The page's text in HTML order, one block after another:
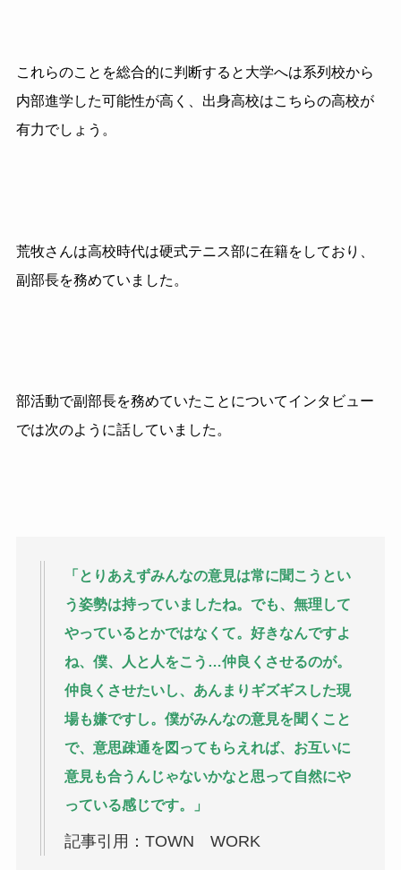
これらのことを総合的に判断すると大学へは系列校から
内部進学した可能性が高く、出身高校はこちらの高校が
有力でしょう。
荒牧さんは高校時代は硬式テニス部に在籍をしており、
副部長を務めていました。
部活動で副部長を務めていたことについてインタビュー
では次のように話していました。
「とりあえずみんなの意見は常に聞こうとい
う姿勢は持っていましたね。でも、無理して
やっているとかではなくて。好きなんですよ
ね、僕、人と人をこう…仲良くさせるのが。
仲良くさせたいし、あんまりギズギスした現
場も嫌ですし。僕がみんなの意見を聞くこと
で、意思疎通を図ってもらえれば、お互いに
意見も合うんじゃないかなと思って自然にや
っている感じです。」
記事引用：TOWN WORK